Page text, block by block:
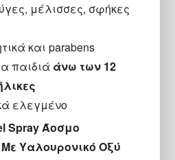
μέλισσες, σφήκες
και parabens
παιδιά άνω των 12
ελεγμένο
Spray Άοσμο
Υαλουρονικό Οξύ